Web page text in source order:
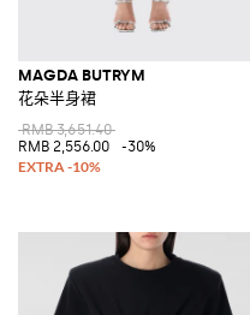
MAGDA BUTRYM
花朵半身裙
RMB 3,651.40
RMB 2,556.00
-30%